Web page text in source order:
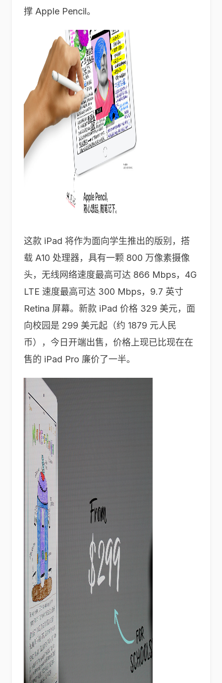
撑 Apple Pencil。
这款 iPad 将作为面向学生推出的版别，搭
载 A10 处理器，具有一颗 800 万像素摄像
头，无线网络速度最高可达 866 Mbps，4G
LTE 速度最高可达 300 Mbps，9.7 英寸
Retina 屏幕。新款 iPad 价格 329 美元，面
向校园是 299 美元起（约 1879 元人民
币），今日开端出售，价格上现已比现在在
售的 iPad Pro 廉价了一半。